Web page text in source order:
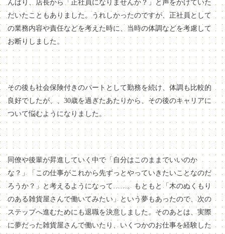
んばり、店長から「正社員になりませんか？」と声をかけていた
だいたこともありました。うれしかったのですが、正社員として
の業務内容や責任などを考えた時に、当時の体調などを考慮して
お断りしました。
その後も社会保険付きのパートとして勤務を続け、体調も比較的
良好でしたが、、30歳を過ぎたあたりから、その後のキャリアに
ついて悩むようになりました。
同僚や後輩が昇進していく中で「自分はこのままでいいのか
な？」「この仕事がこれから先ずっとやっていきたいことなのだ
ろうか？」と考えるようになって……。もともと「木のぬくもり
のある雑貨屋さんで働いてみたい」という夢もあったので、次の
ステップへ進むためにも退職を決意しました。そのあとは、実際
に夢だった雑貨屋さんで働いたり、いくつかのお仕事を経験した